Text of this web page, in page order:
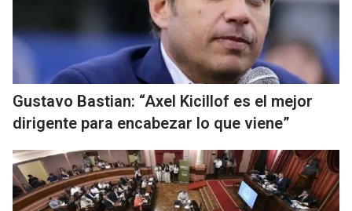
Gustavo Bastian: “Axel Kicillof es el mejor
dirigente para encabezar lo que viene”